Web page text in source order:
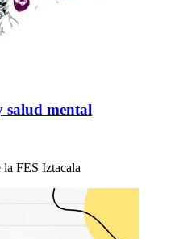
salud mental
FES Iztacala